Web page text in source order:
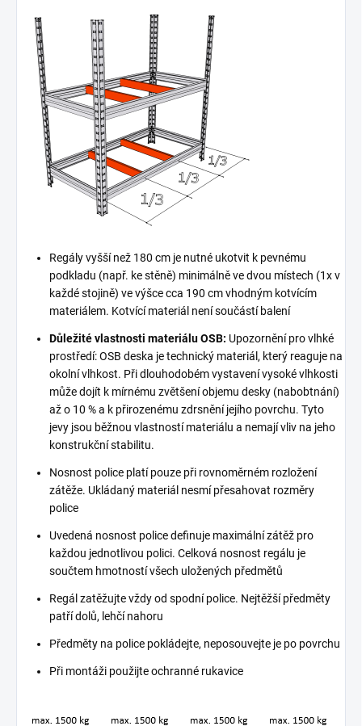
Regály vyšší než 180 cm je nutné ukotvit k pevnému
podkladu (např. ke stěně) minimálně ve dvou místech (1x v
každé stojině) ve výšce cca 190 cm vhodným kotvícím
materiálem. Kotvící materiál není součástí balení
Důležité vlastnosti materiálu OSB: Upozornění pro vlhké
prostředí: OSB deska je technický materiál, který reaguje na
okolní vlhkost. Při dlouhodobém vystavení vysoké vlhkosti
může dojít k mírnému zvětšení objemu desky (nabobtnání)
až o 10 % a k přirozenému zdrsnění jejího povrchu. Tyto
jevy jsou běžnou vlastností materiálu a nemají vliv na jeho
konstrukční stabilitu.
Nosnost police platí pouze při rovnoměrném rozložení
zátěže. Ukládaný materiál nesmí přesahovat rozměry
police
Uvedená nosnost police definuje maximální zátěž pro
každou jednotlivou polici. Celková nosnost regálu je
součtem hmotností všech uložených předmětů
Regál zatěžujte vždy od spodní police. Nejtěžší předměty
patří dolů, lehčí nahoru
Předměty na police pokládejte, neposouvejte je po povrchu
Při montáži použijte ochranné rukavice